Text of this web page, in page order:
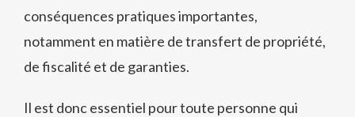
conséquences pratiques importantes,
notamment en matière de transfert de propriété,
de fiscalité et de garanties.
Il est donc essentiel pour toute personne qui